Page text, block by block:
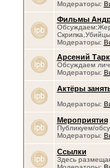
Модераторы:
Фильмы
Скрипка,Убийцы
Модераторы:
Арсений
Обсуждаем
Модераторы:
Актёры
Модераторы:
Мероприятия
Публикуем/
Модераторы:
Ссылки
Здесь